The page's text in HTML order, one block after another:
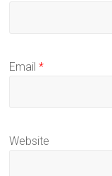
Email*
Website